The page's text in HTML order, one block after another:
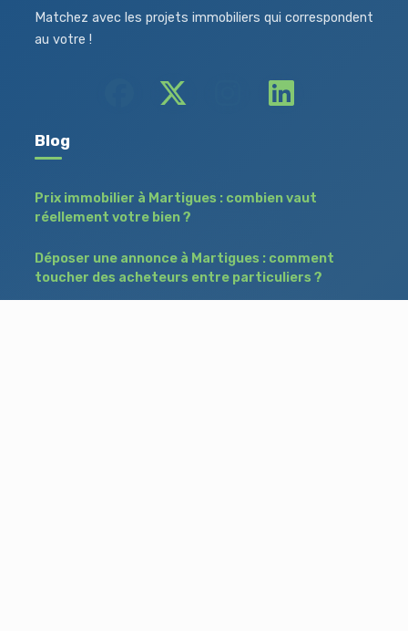
Matchez avec les projets immobiliers qui correspondent
au votre !
Blog
Prix immobilier à Martigues : combien vaut
réellement votre bien ?
Déposer une annonce à Martigues : comment
toucher des acheteurs entre particuliers ?